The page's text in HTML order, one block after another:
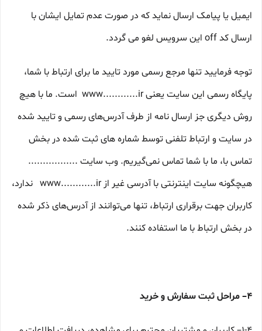
ایمیل یا پیامک ارسال نماید که در صورت عدم تمایل ایشان با
ارسال کد off این سرویس لغو می گردد.
توجه فرمایید تنها مرجع رسمی مورد تایید ما برای ارتباط با شما،
پایگاه رسمی این سایت یعنی www............ir است. ما با هیچ
روش دیگری جز ارسال نامه از طرف آدرس‏‌های رسمی و تایید شده
در سایت و ارتباط تلفنی توسط شماره های ثبت شده در بخش
تماس با، ما با شما تماس نمی‌‏گیریم. وب سایت .................
هیچگونه سایت اینترنتی با آدرسی غیر از www............ir ندارد،
کاربران جهت برقراری ارتباط، تنها می‏‌توانند از آدرس‌‏های ذکر شده
در بخش ارتباط با ما استفاده کنند.
۴– مراحل ثبت سفارش و خرید